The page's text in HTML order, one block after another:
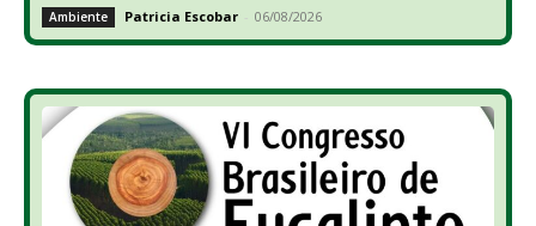
Ambiente Patricia Escobar - 06/08/2026